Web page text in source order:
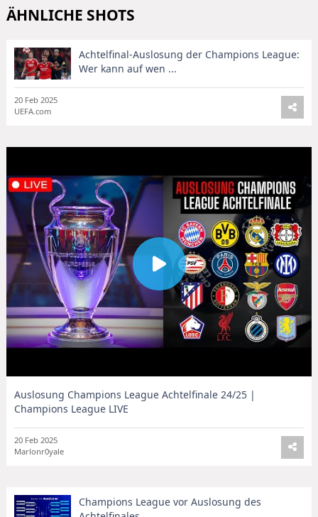
ÄHNLICHE SHOTS
Achtelfinal-Auslosung der Champions League:
Wer kann auf wen ...
20 Feb 2025
UEFA.com
Auslosung Champions League Achtelfinale 24/25 |
Champions League LIVE
20 Feb 2025
Marlonr0yale
Champions League vor Auslosung des